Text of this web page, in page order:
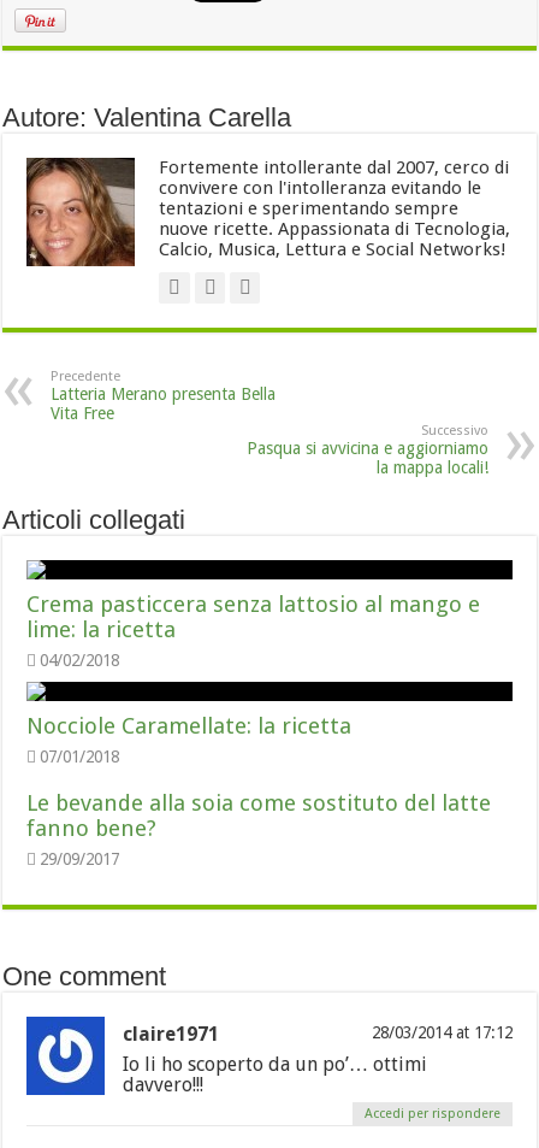
Autore: Valentina Carella
Fortemente intollerante dal 2007, cerco di
convivere con l'intolleranza evitando le
tentazioni e sperimentando sempre
nuove ricette. Appassionata di Tecnologia,
Calcio, Musica, Lettura e Social Networks!
Precedente
Latteria Merano presenta Bella
Vita Free
Successivo
Pasqua si avvicina e aggiorniamo
la mappa locali!
Articoli collegati
Crema pasticcera senza lattosio al mango e
lime: la ricetta
04/02/2018
Nocciole Caramellate: la ricetta
07/01/2018
Le bevande alla soia come sostituto del latte
fanno bene?
29/09/2017
One comment
claire1971 28/03/2014 at 17:12
Io li ho scoperto da un po’… ottimi
davvero!!!
Accedi per rispondere